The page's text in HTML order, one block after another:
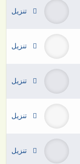
تنزيل
تنزيل
تنزيل
تنزيل
تنزيل